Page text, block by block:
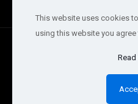
© 2020 Mar Navas. All
This website uses cookies
using this website you agree
Read